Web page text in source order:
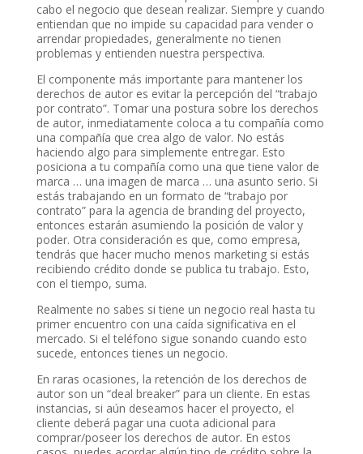
cabo el negocio que desean realizar. Siempre y cuando
entiendan que no impide su capacidad para vender o
arrendar propiedades, generalmente no tienen
problemas y entienden nuestra perspectiva.
El componente más importante para mantener los
derechos de autor es evitar la percepción del “trabajo
por contrato”. Tomar una postura sobre los derechos
de autor, inmediatamente coloca a tu compañía como
una compañía que crea algo de valor. No estás
haciendo algo para simplemente entregar. Esto
posiciona a tu compañía como una que tiene valor de
marca … una imagen de marca … una asunto serio. Si
estás trabajando en un formato de “trabajo por
contrato” para la agencia de branding del proyecto,
entonces estarán asumiendo la posición de valor y
poder. Otra consideración es que, como empresa,
tendrás que hacer mucho menos marketing si estás
recibiendo crédito donde se publica tu trabajo. Esto,
con el tiempo, suma.
Realmente no sabes si tiene un negocio real hasta tu
primer encuentro con una caída significativa en el
mercado. Si el teléfono sigue sonando cuando esto
sucede, entonces tienes un negocio.
En raras ocasiones, la retención de los derechos de
autor son un “deal breaker” para un cliente. En estas
instancias, si aún deseamos hacer el proyecto, el
cliente deberá pagar una cuota adicional para
comprar/poseer los derechos de autor. En estos